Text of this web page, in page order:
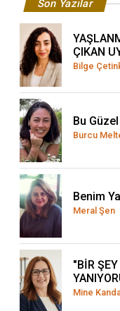
Son Yazılar
ÇIKAN
Bilge
Bu
Burcu
Benim
Meral Şen
"BİR
Mine